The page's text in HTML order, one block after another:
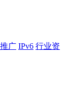
广 IPv6 行业资